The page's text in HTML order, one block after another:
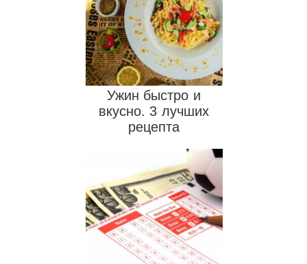
Ужин быстро и
вкусно. 3 лучших
рецепта